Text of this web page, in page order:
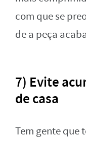
com que se
de a peça
7) Evite
de casa
Tem gente que